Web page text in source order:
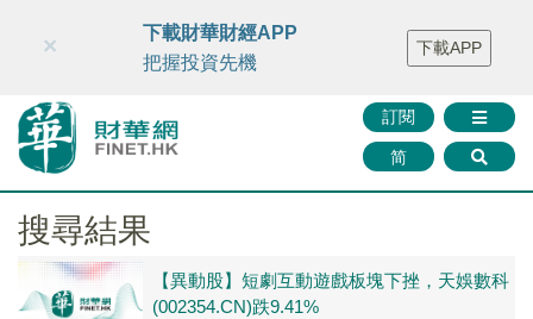
財華智庫網 FINTV FINMETA 財華證券 媒體矩陣
智庫沙龍
聯絡我們
訂閱
简
×
下載財華財經APP
把握投資先機
下載APP
搜尋結果
【異動股】短劇互動遊戲板塊下挫，天娛數科
(002354.CN)跌9.41%